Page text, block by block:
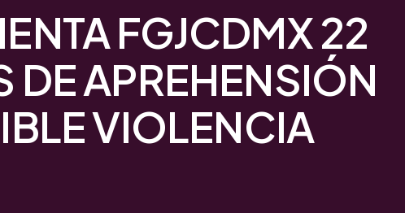
FGJCDMX 22
DE APREHENSIÓN
VIOLENCIA